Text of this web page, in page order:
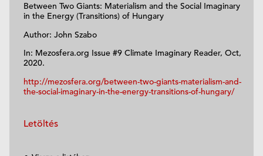
Between Two Giants: Materialism and the Social Imaginary
in the Energy (Transitions) of Hungary
Author: John Szabo
In: Mezosfera.org Issue #9 Climate Imaginary Reader, Oct,
2020.
http://mezosfera.org/between-two-giants-materialism-and-
the-social-imaginary-in-the-energy-transitions-of-hungary/
Letöltés